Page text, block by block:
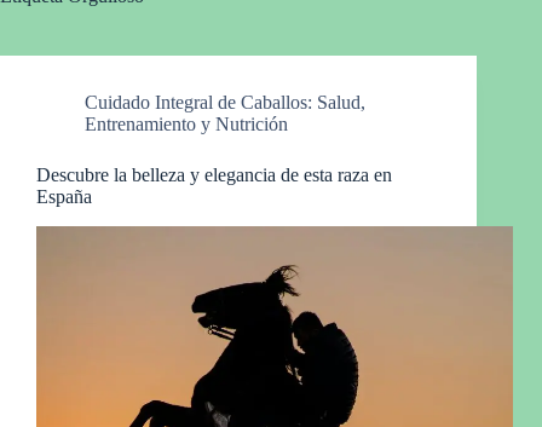
Cuidado Integral de Caballos: Salud,
Entrenamiento y Nutrición
Descubre la belleza y elegancia de esta raza en
España